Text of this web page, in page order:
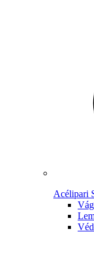
Acélipari